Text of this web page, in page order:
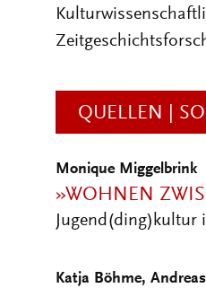
QUELLEN |
Monique Miggelbrink
»WOHNEN
Jugend(ding)kultur
Katja Böhme,